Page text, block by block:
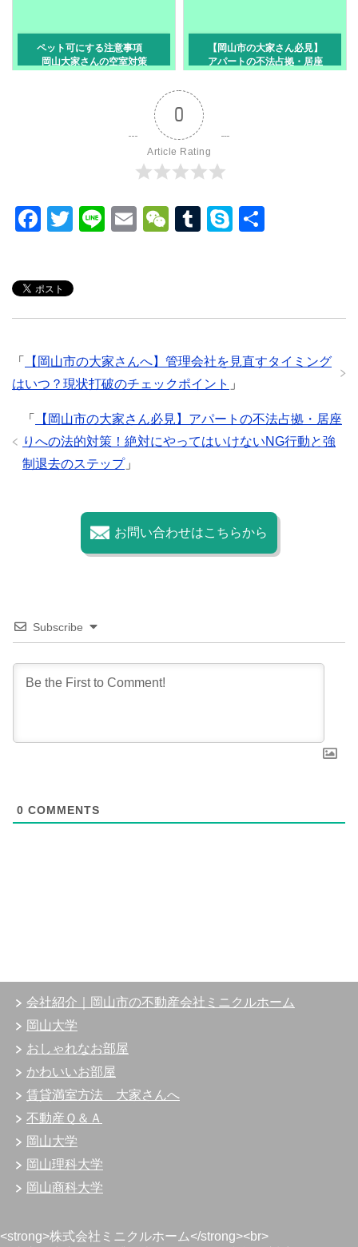
ペット可にする注意事項
岡山大家さんの空室対策
【岡山市の大家さん必見】
アパートの不法占拠・居座
0
Article Rating
F
e
b
o
k
T
er
Li
E
W
at
T
r
S
「
【岡山市の大家さんへ】管理会社を見直すタイミング
はいつ？現状打破のチェックポイント 」
「
【岡山市の大家さん必見】アパートの不法占拠・居座
りへの法的対策！絶対にやってはいけないNG行動と強
制退去のステップ」
お問い合わせはこちらから
Subscribe
0 COMMENTS
会社紹介｜岡山市の不動産会社ミニクルホーム
岡山大学
おしゃれなお部屋
かわいいお部屋
賃貸満室方法 大家さんへ
不動産Ｑ＆Ａ
岡山大学
岡山理科大学
岡山商科大学
<strong>株式会社ミニクルホーム</strong><br>